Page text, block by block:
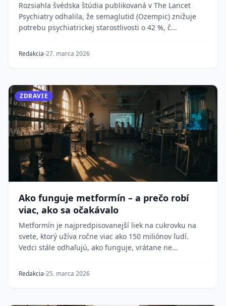
Rozsiahla švédska štúdia publikovaná v The Lancet
Psychiatry odhalila, že semaglutid (Ozempic) znižuje
potrebu psychiatrickej starostlivosti o 42 %, č...
Redakcia 27. marca 2026
ZDRAVIE
Ako funguje metformín – a prečo robí
viac, ako sa očakávalo
Metformín je najpredpisovanejší liek na cukrovku na
svete, ktorý užíva ročne viac ako 150 miliónov ľudí.
Vedci stále odhaľujú, ako funguje, vrátane ne...
Redakcia 25. marca 2026